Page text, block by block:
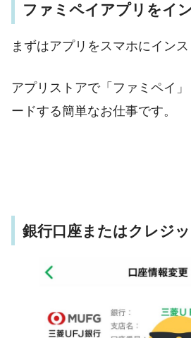
ファミペイアプリをイ
まずはアプリをスマホにインス
アプリストアで「ファミペイ
ードする簡単なお仕事です。
銀行口座またはクレジ